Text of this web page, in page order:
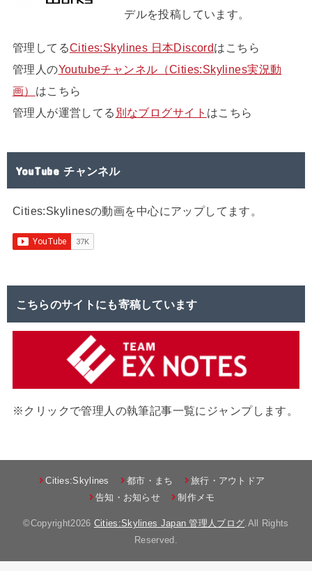
デルを投稿しています。
管理してるCities:Skylines 日本Discordはこちら
管理人のYoutubeチャンネル（Cities:Skylines実況動
画） はこちら
管理人が運営してる 別なブログサイト はこちら
YouTube チャンネル
Cities:Skylinesの動画を中心にアップしてます。
こちらのサイトにも寄稿しています
※クリックで管理人の執筆記事一覧にジャンプします。
Cities:Skylines 都市・まち
旅行・アウトドア
告知・お知らせ
制作メモ
©Copyright2026 Cities:Skylines Japan 管理人ブログ .All Rights
Reserved.